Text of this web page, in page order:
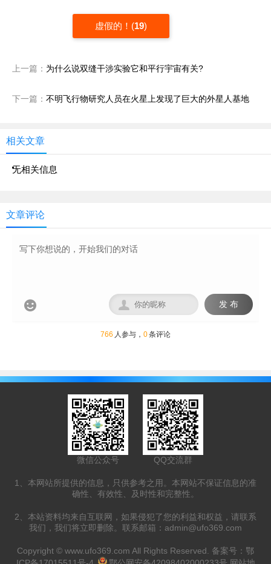
虚假的！(19)
上一篇： 为什么说双缝干涉实验它和平行宇宙有关?
下一篇： 不明飞行物研究人员在火星上发现了巨大的外星人基地
相关文章
无相关信息
文章评论
 发 布

766 人参与， 0条评论
微信公众号 QQ交流群
1、本网站所提供的信息，只供参考之用。本网站不保证信息的准
确性、有效性、及时性和完整性。
2、本站资料均来自互联网，如果侵犯了您的利益和权益，请联系
我们，我们将立即删除。联系邮箱： admin@ufo369.com
Copyright © www.ufo369.com All Rights Reserved. 备案号： 鄂